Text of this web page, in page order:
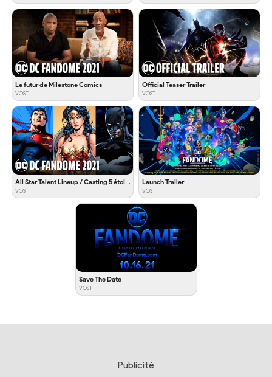
Le futur de Milestone Comics
VOST
Official Teaser Trailer
VOST
All Star Talent Lineup / Casting 5 étoiles de stars
VOST
Launch Trailer
VOST
Save The Date
VOST
Publicité